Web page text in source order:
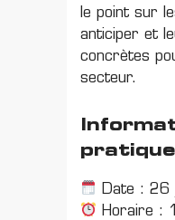
le point sur
anticiper et
concrètes
secteur.
Date : 26
Horaire :